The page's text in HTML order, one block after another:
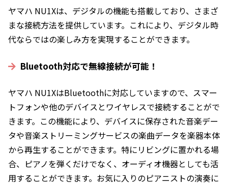
ヤマハ NU1Xは、デジタルの機能も搭載しており、さまざ
まな接続方法を提供しています。これにより、デジタル時
代ならではの楽しみ方を実現することができます。
Bluetooth対応で無線接続が可能！
ヤマハ NU1XはBluetoothに対応していますので、スマー
トフォンや他のデバイスとワイヤレスで接続することがで
きます。この機能により、デバイスに保存された音楽デー
タや音楽ストリーミングサービスの楽曲データを楽器本体
から再生することができます。特にリビングに置かれる場
合、ピアノを弾くだけでなく、オーディオ機器としても活
用することができます。お気に入りのピアニストの演奏に